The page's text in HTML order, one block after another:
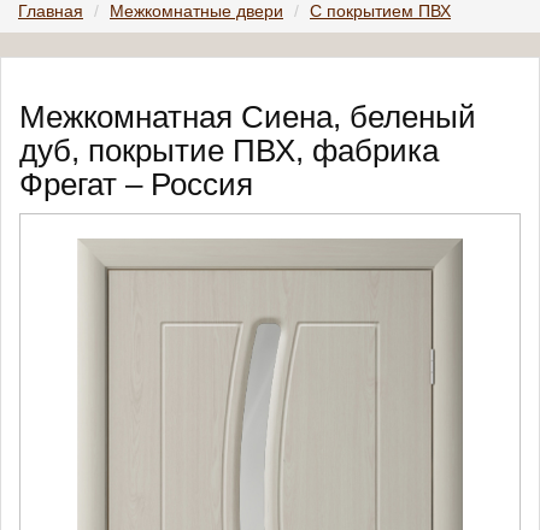
Главная Межкомнатные двери С покрытием ПВХ
Межкомнатная Сиена, беленый
дуб, покрытие ПВХ, фабрика
Фрегат – Россия